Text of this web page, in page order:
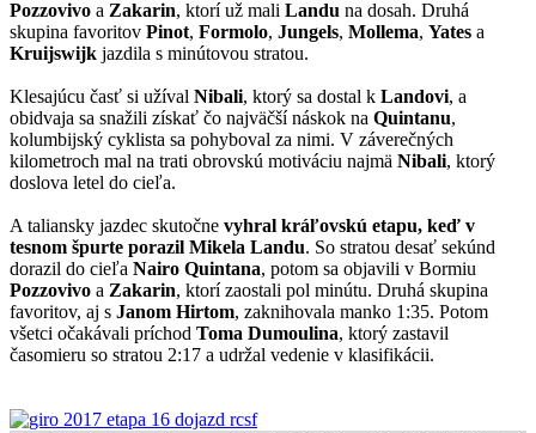
Pozzovivo a Zakarin, ktorí už mali Landu na dosah. Druhá
skupina favoritov Pinot, Formolo, Jungels, Mollema, Yates a
Kruijswijk jazdila s minútovou stratou.
Klesajúcu časť si užíval Nibali, ktorý sa dostal k Landovi, a
obidvaja sa snažili získať čo najväčší náskok na Quintanu,
kolumbijský cyklista sa pohyboval za nimi. V záverečných
kilometroch mal na trati obrovskú motiváciu najmä Nibali, ktorý
doslova letel do cieľa.
A taliansky jazdec skutočne vyhral kráľovskú etapu, keď v
tesnom špurte porazil Mikela Landu. So stratou desať sekúnd
dorazil do cieľa Nairo Quintana, potom sa objavili v Bormiu
Pozzovivo a Zakarin, ktorí zaostali pol minútu. Druhá skupina
favoritov, aj s Janom Hirtom, zaknihovala manko 1:35. Potom
všetci očakávali príchod Toma Dumoulina, ktorý zastavil
časomieru so stratou 2:17 a udržal vedenie v klasifikácii.